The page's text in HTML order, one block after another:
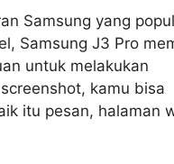
Samsung yang
Samsung J3 Pro
untuk melakukan
kamu bisa
itu pesan, halaman